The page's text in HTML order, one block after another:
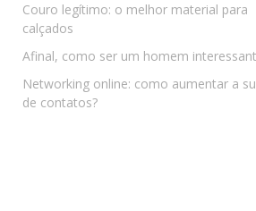
Couro legítimo: o melhor material para
calçados
Afinal, como ser um homem
Networking online: como aumentar a
de contatos?